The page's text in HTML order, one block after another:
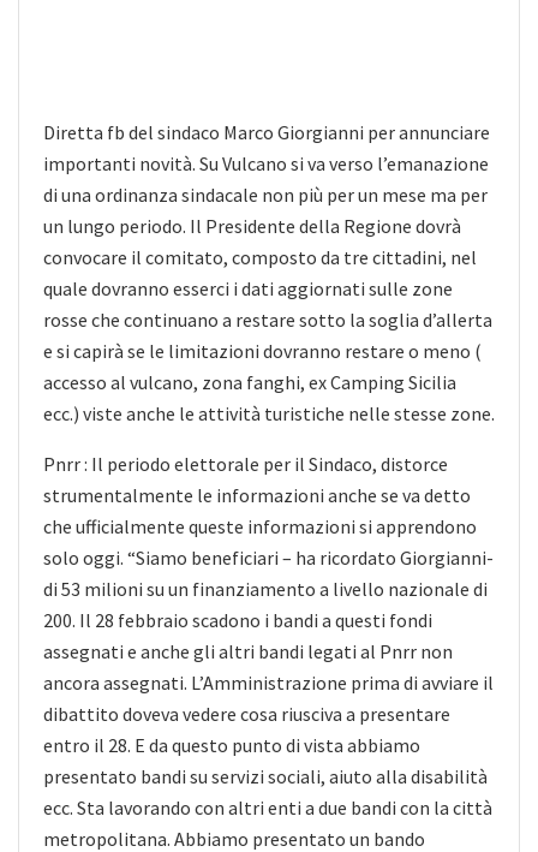
Diretta fb del sindaco Marco Giorgianni per annunciare
importanti novità. Su Vulcano si va verso l’emanazione
di una ordinanza sindacale non più per un mese ma per
un lungo periodo. Il Presidente della Regione dovrà
convocare il comitato, composto da tre cittadini, nel
quale dovranno esserci i dati aggiornati sulle zone
rosse che continuano a restare sotto la soglia d’allerta
e si capirà se le limitazioni dovranno restare o meno (
accesso al vulcano, zona fanghi, ex Camping Sicilia
ecc.) viste anche le attività turistiche nelle stesse zone.
Pnrr : Il periodo elettorale per il Sindaco, distorce
strumentalmente le informazioni anche se va detto
che ufficialmente queste informazioni si apprendono
solo oggi. “Siamo beneficiari – ha ricordato Giorgianni-
di 53 milioni su un finanziamento a livello nazionale di
200. Il 28 febbraio scadono i bandi a questi fondi
assegnati e anche gli altri bandi legati al Pnrr non
ancora assegnati. L’Amministrazione prima di avviare il
dibattito doveva vedere cosa riusciva a presentare
entro il 28. E da questo punto di vista abbiamo
presentato bandi su servizi sociali, aiuto alla disabilità
ecc. Sta lavorando con altri enti a due bandi con la città
metropolitana. Abbiamo presentato un bando